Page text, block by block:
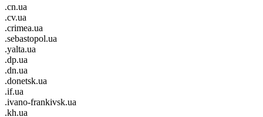
.cn.ua
.cv.ua
.crimea.ua
.sebastopol.ua
.yalta.ua
.dp.ua
.dn.ua
.donetsk.ua
.if.ua
.ivano-frankivsk.ua
.kh.ua